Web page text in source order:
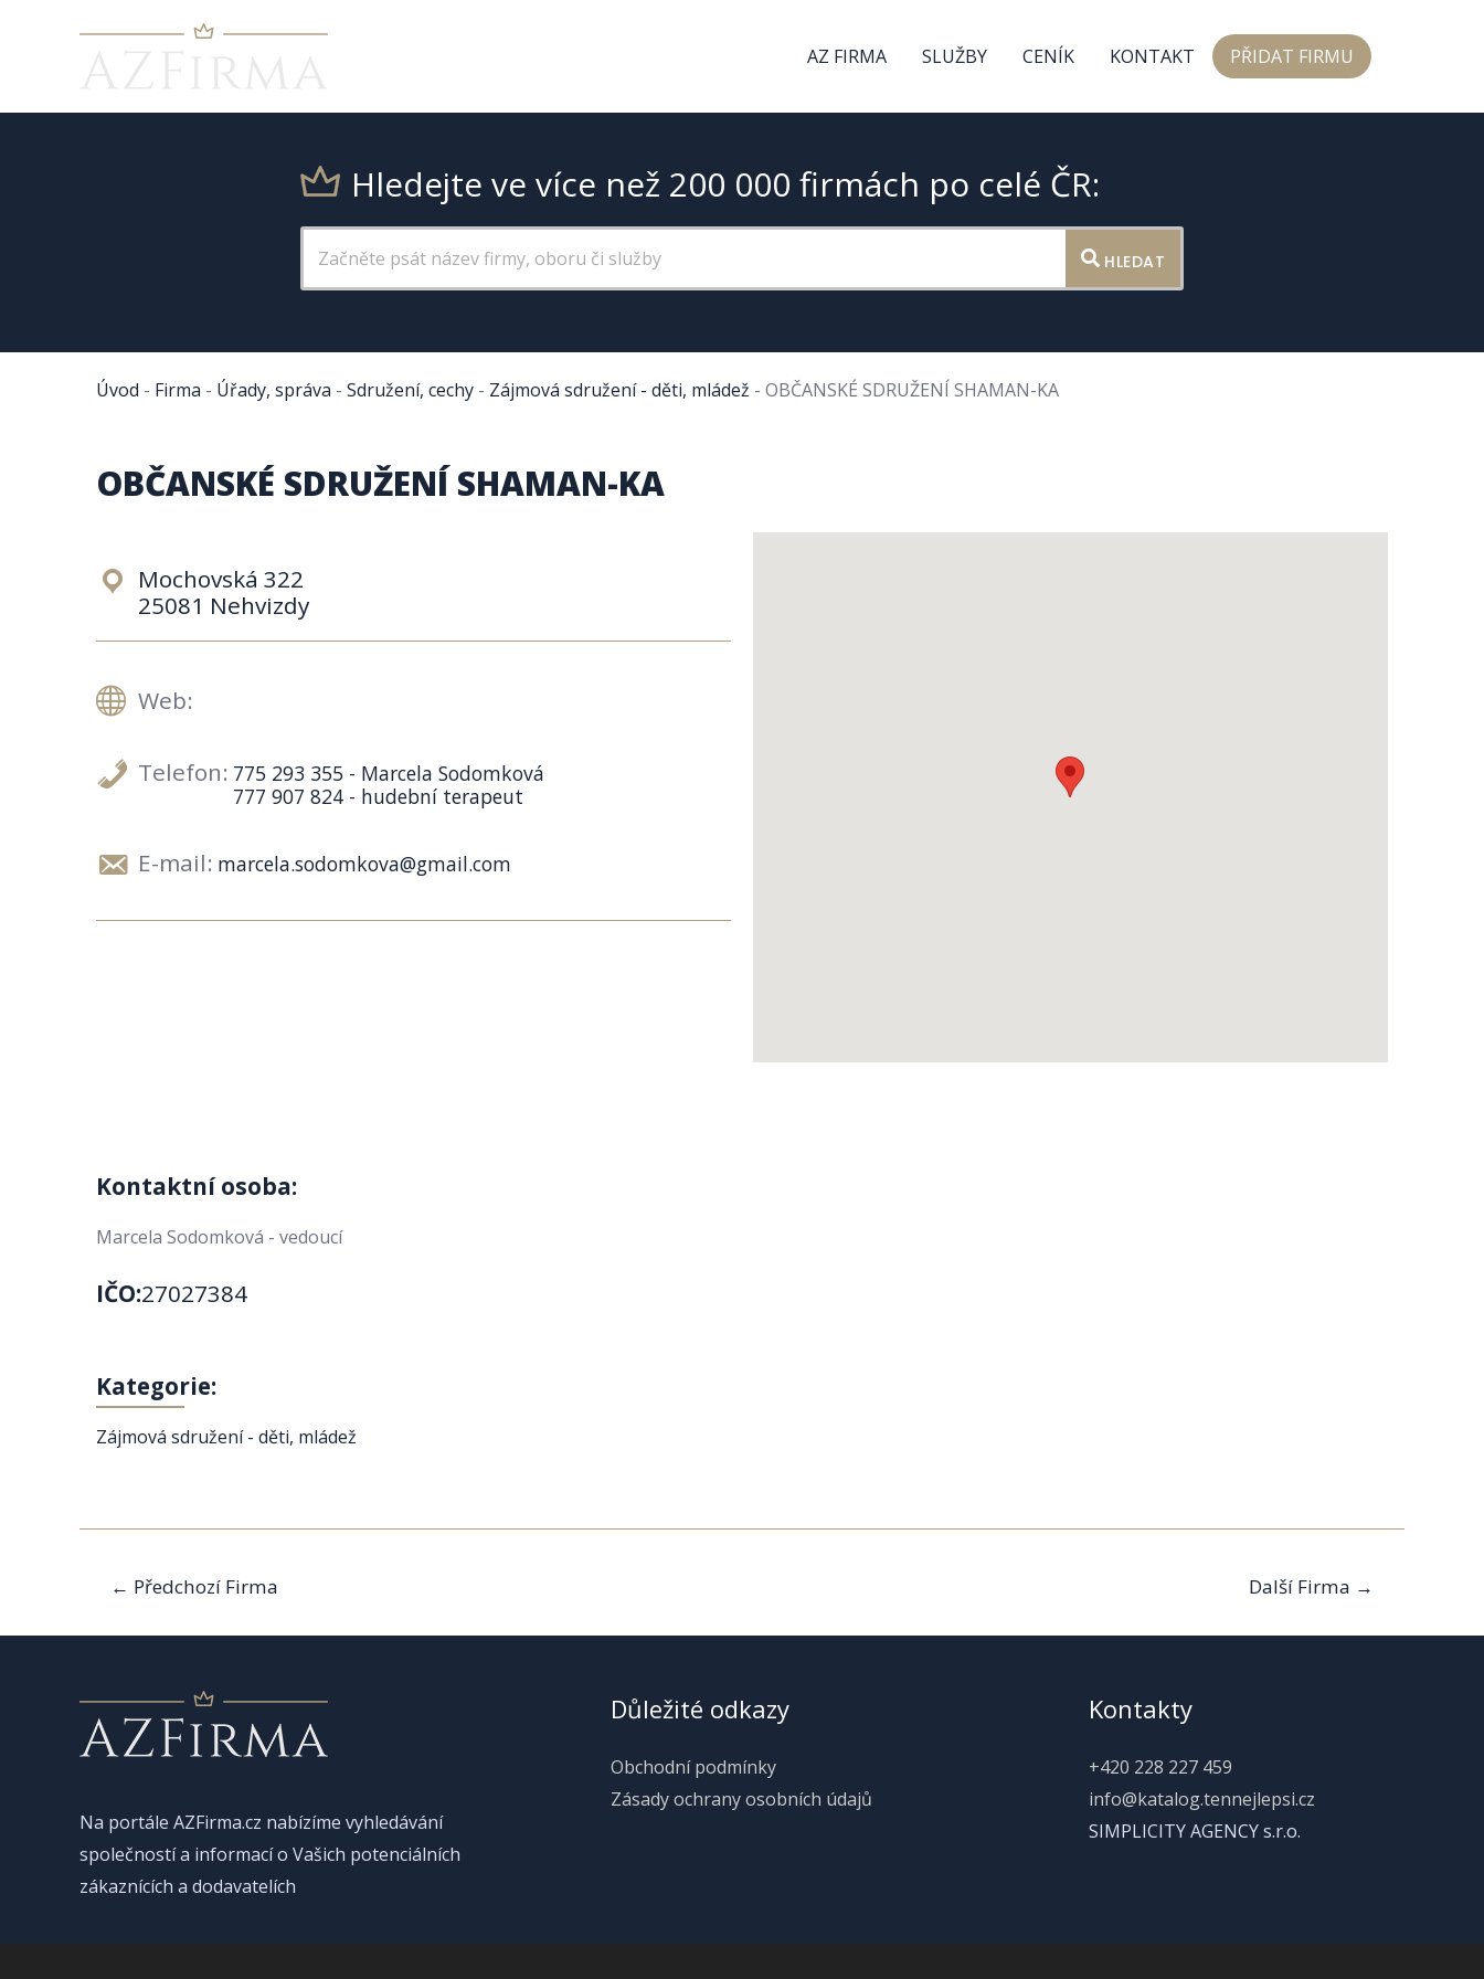
AZ FIRMA SLUŽBY CENÍK KONTAKT PŘIDAT FIRMU
Hledejte ve více než 200 000 firmách po celé ČR:
HLEDAT
Úvod - Firma - Úřady, správa - Sdružení, cechy - Zájmová sdružení - děti, mládež - OBČANSKÉ SDRUŽENÍ SHAMAN-KA
OBČANSKÉ SDRUŽENÍ SHAMAN-KA
Mochovská 322
25081 Nehvizdy
Web:
Telefon: 775 293 355 - Marcela Sodomková
777 907 824 - hudební terapeut
E-mail: marcela.sodomkova@gmail.com
Kontaktní osoba:
Marcela Sodomková - vedoucí
IČO:27027384
Kategorie:
Zájmová sdružení - děti, mládež
Navigace
pro
příspěvek
← Předchozí Firma Další Firma →
Na portále AZFirma.cz nabízíme vyhledávání
společností a informací o Vašich potenciálních
zákaznících a dodavatelích
Důležité odkazy
Obchodní podmínky
Zásady ochrany osobních údajů
Kontakty
+420 228 227 459
info@katalog.tennejlepsi.cz
SIMPLICITY AGENCY s.r.o.